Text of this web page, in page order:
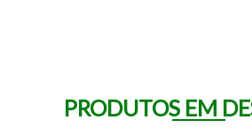
PRODUTOS EM